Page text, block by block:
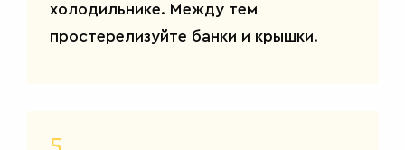
холодильнике. Между тем
простерелизуйте банки и крышки.